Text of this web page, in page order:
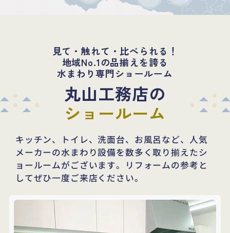
見て・触れて・比べられる！
地域No.1の品揃えを誇る
水まわり専門ショールーム
丸山工務店の
ショールーム
キッチン、トイレ、洗面台、お風呂など、 人気
メーカーの水まわり設備を数多く取り揃えたシ
ョールームがございます。
リフォームの参考と
してぜひ一度ご来店ください。